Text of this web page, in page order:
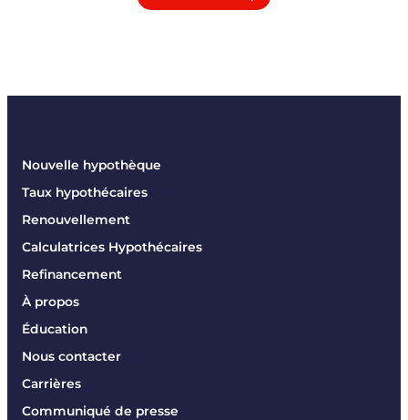
Nouvelle hypothèque
Taux hypothécaires
Renouvellement
Calculatrices Hypothécaires
Refinancement
À propos
Éducation
Nous contacter
Carrières
Communiqué de presse